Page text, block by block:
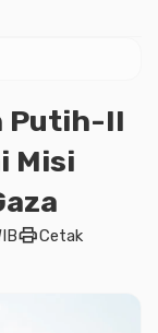
Putih-II
Misi
printCetak